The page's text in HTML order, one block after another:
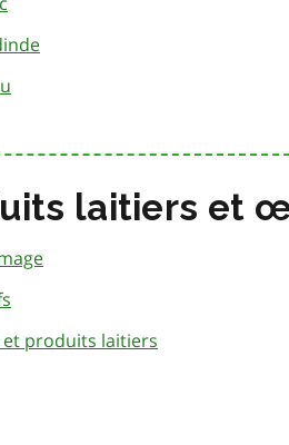
laitiers et
et produits laitiers